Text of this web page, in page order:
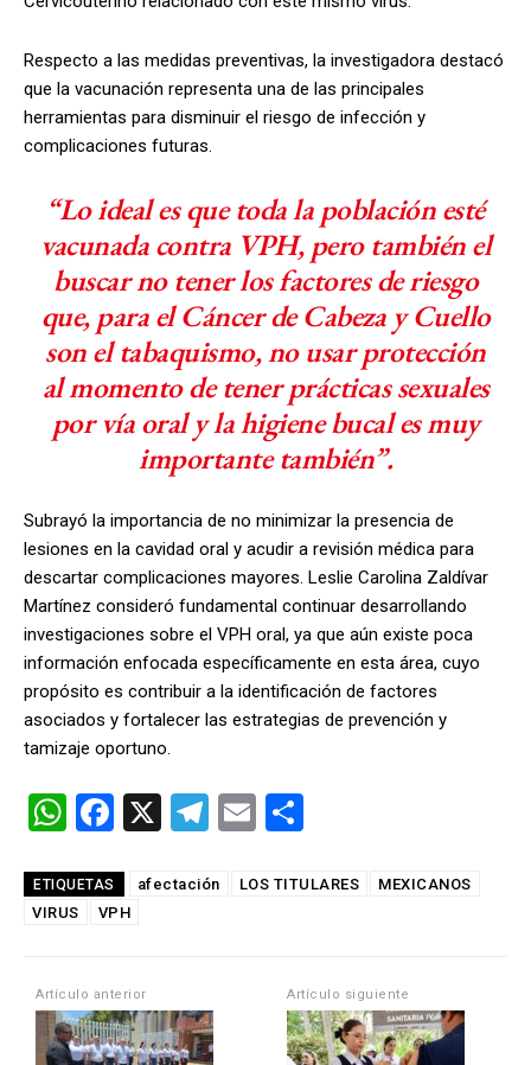
Respecto a las medidas preventivas, la investigadora destacó
que la vacunación representa una de las principales
herramientas para disminuir el riesgo de infección y
complicaciones futuras.
“Lo ideal es que toda la población esté
vacunada contra VPH, pero también el
buscar no tener los factores de riesgo
que, para el Cáncer de Cabeza y Cuello
son el tabaquismo, no usar protección
al momento de tener prácticas sexuales
por vía oral y la higiene bucal es muy
importante también”.
Subrayó la importancia de no minimizar la presencia de
lesiones en la cavidad oral y acudir a revisión médica para
descartar complicaciones mayores. Leslie Carolina Zaldívar
Martínez consideró fundamental continuar desarrollando
investigaciones sobre el VPH oral, ya que aún existe poca
información enfocada específicamente en esta área, cuyo
propósito es contribuir a la identificación de factores
asociados y fortalecer las estrategias de prevención y
tamizaje oportuno.
W
at
s
p
p
F
ce
b
o
k
X
T
e
m
E
ail m
tir
ETIQUETAS afectación LOS TITULARES
MEXICANOS
VIRUS
VPH
Artículo anterior Artículo siguiente